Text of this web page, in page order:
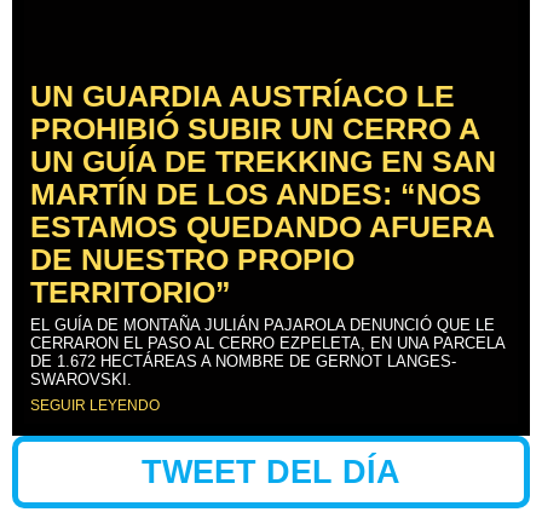
UN GUARDIA AUSTRÍACO LE
PROHIBIÓ SUBIR UN CERRO A
UN GUÍA DE TREKKING EN SAN
MARTÍN DE LOS ANDES: “NOS
ESTAMOS QUEDANDO AFUERA
DE NUESTRO PROPIO
TERRITORIO”
EL GUÍA DE MONTAÑA JULIÁN PAJAROLA DENUNCIÓ QUE LE
CERRARON EL PASO AL CERRO EZPELETA, EN UNA PARCELA
DE 1.672 HECTÁREAS A NOMBRE DE GERNOT LANGES-
SWAROVSKI.
SEGUIR LEYENDO
TWEET DEL DÍA